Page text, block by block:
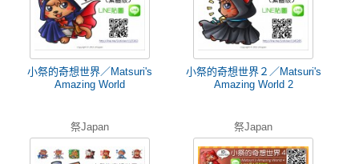
小祭的奇想世界／Matsuri's
Amazing World
小祭的奇想世界２／Matsuri's
Amazing World 2
祭Japan 祭Japan